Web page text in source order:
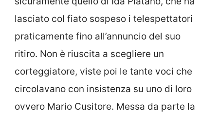
lasciato col fiato sospeso i telespettatori
praticamente fino all’annuncio del suo
ritiro. Non è riuscita a scegliere un
corteggiatore, viste poi le tante voci che
circolavano con insistenza su uno di loro
ovvero Mario Cusitore. Messa da parte la